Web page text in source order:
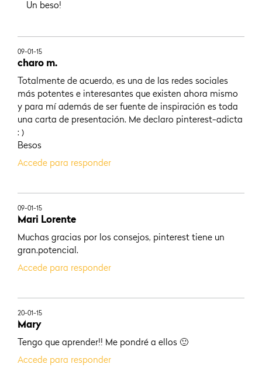
Un beso!
09-01-15
charo m.
Totalmente de acuerdo, es una de las redes sociales
más potentes e interesantes que existen ahora mismo
y para mí además de ser fuente de inspiración es toda
una carta de presentación. Me declaro pinterest-adicta
: )
Besos
Accede para responder
09-01-15
Mari Lorente
Muchas gracias por los consejos, pinterest tiene un
gran.potencial.
Accede para responder
20-01-15
Mary
Tengo que aprender!! Me pondré a ellos 🙂
Accede para responder